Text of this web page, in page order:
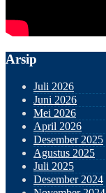
Arsip
Juli 2026
Juni 2026
Mei 2026
April 2026
Desember 2025
Agustus 2025
Juli 2025
Desember 2024